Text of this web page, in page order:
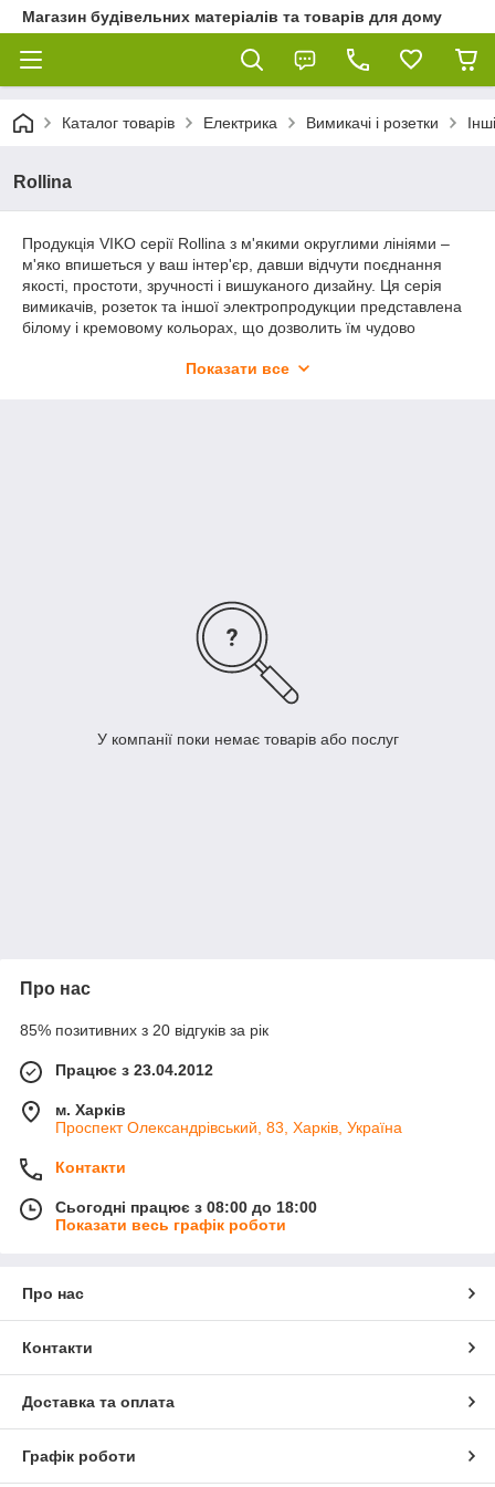
Магазин будівельних матеріалів та товарів для дому
Каталог товарів Електрика Вимикачі і розетки
Rollina
Продукція VIKO серії Rollina з м'якими округлими лініями –
м'яко впишеться у ваш інтер'єр, давши відчути поєднання
якості, простоти, зручності і вишуканого дизайну. Ця серія
вимикачів, розеток та іншої электропродукции представлена
білому і кремовому кольорах, що дозволить їм чудово
Серія Rollina – це новинка фірми VIKO 2017 року, а значить -
Показати все
У компанії поки немає товарів або послуг
Про нас
85% позитивних з 20 відгуків за рік
Працює з 23.04.2012
м. Харків
Проспект Олександрівський, 83, Харків, Україна
Контакти
Сьогодні працює з 08:00 до 18:00
Показати весь графік роботи
Про нас
Контакти
Доставка та оплата
Графік роботи